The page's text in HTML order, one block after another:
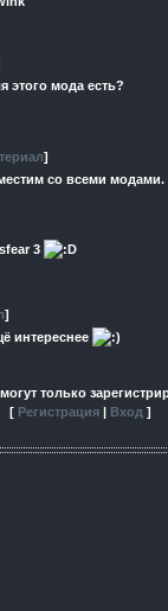
этого мода есть?
]
со всеми модами.
3
]
интереснее
только
[ Регистрация | Вход ]